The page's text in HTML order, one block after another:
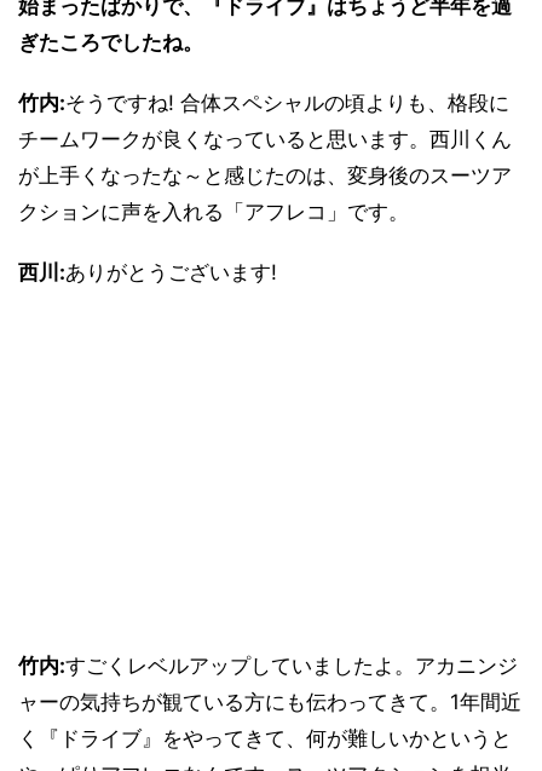
始まったばかりで、『ドライブ』はちょうど半年を過
ぎたころでしたね。
竹内:そうですね! 合体スペシャルの頃よりも、格段に
チームワークが良くなっていると思います。西川くん
が上手くなったな～と感じたのは、変身後のスーツア
クションに声を入れる「アフレコ」です。
西川:ありがとうございます!
竹内:すごくレベルアップしていましたよ。アカニンジ
ャーの気持ちが観ている方にも伝わってきて。1年間近
く『ドライブ』をやってきて、何が難しいかというと